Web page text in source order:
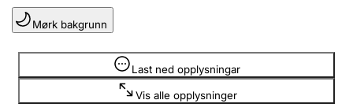
Lag og foreining
Registrere, endre, slette
Mørk bakgrunn
Last ned opplysningar
Vis alle opplysninger
Opplysninger er skjult